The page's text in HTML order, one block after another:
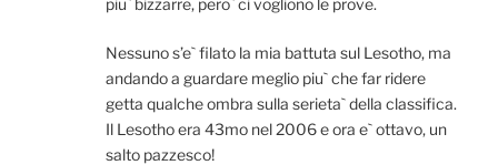
piu` bizzarre, pero` ci vogliono le prove.
Nessuno s’e` filato la mia battuta sul Lesotho, ma
andando a guardare meglio piu` che far ridere
getta qualche ombra sulla serieta` della classifica.
Il Lesotho era 43mo nel 2006 e ora e` ottavo, un
salto pazzesco!